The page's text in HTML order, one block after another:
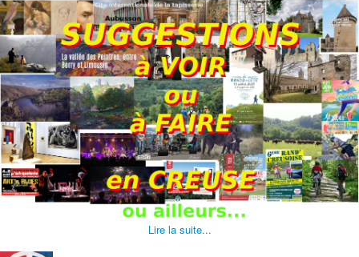
Lire la suite...